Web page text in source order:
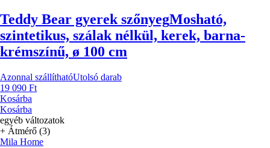
Teddy Bear gyerek szőnyegMosható,
szintetikus, szálak nélkül, kerek, barna-
krémszínű, ø 100 cm
Azonnal szállíthatóUtolsó darab
19 090 Ft
Kosárba
Kosárba
egyéb változatok
+ Átmérő (3)
Mila Home